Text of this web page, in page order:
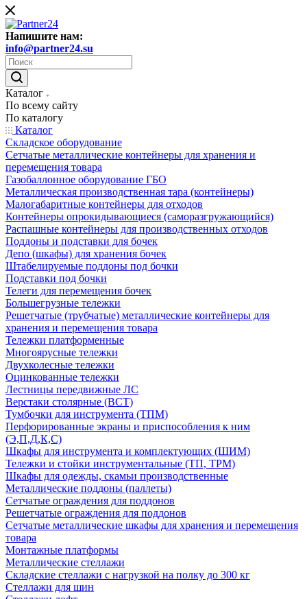
Напишите нам:
info@partner24.su
Каталог
По всему сайту
По каталогу
Каталог
Складское оборудование
Сетчатые металлические контейнеры для хранения и
перемещения товара
Газобаллонное оборудование ГБО
Металлическая производственная тара (контейнеры)
Малогабаритные контейнеры для отходов
Контейнеры опрокидывающиеся (саморазгружающийся)
Распашные контейнеры для производственных отходов
Поддоны и подставки для бочек
Депо (шкафы) для хранения бочек
Штабелируемые поддоны под бочки
Подставки под бочки
Телеги для перемещения бочек
Большегрузные тележки
Решетчатые (трубчатые) металлические контейнеры для
хранения и перемещения товара
Тележки платформенные
Многоярусные тележки
Двухколесные тележки
Оцинкованные тележки
Лестницы передвижные ЛС
Верстаки столярные (ВСТ)
Тумбочки для инструмента (ТПМ)
Перфорированные экраны и приспособления к ним
(Э,П,Д,К,С)
Шкафы для инструмента и комплектующих (ШИМ)
Тележки и стойки инструментальные (ТП, ТРМ)
Шкафы для одежды, скамьи производственные
Металлические поддоны (паллеты)
Сетчатые ограждения для поддонов
Решетчатые ограждения для поддонов
Сетчатые металлические шкафы для хранения и перемещения
товара
Монтажные платформы
Металлические стеллажи
Складские стеллажи с нагрузкой на полку до 300 кг
Стеллажи для шин